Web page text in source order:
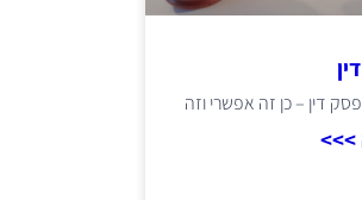
דין – כן זה אפשרי וזה